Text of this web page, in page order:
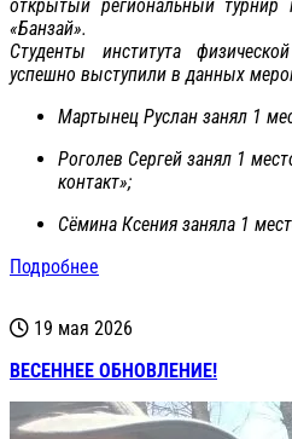
открытый региональный турнир
«Банзай».
Студенты института
успешно выступили в данных
Мартынец Руслан занял 1
Роголев Сергей занял 1
контакт»;
Сёмина Ксения заняла 1
Подробнее
19 мая 2026
ВЕСЕННЕЕ ОБНОВЛЕНИЕ!